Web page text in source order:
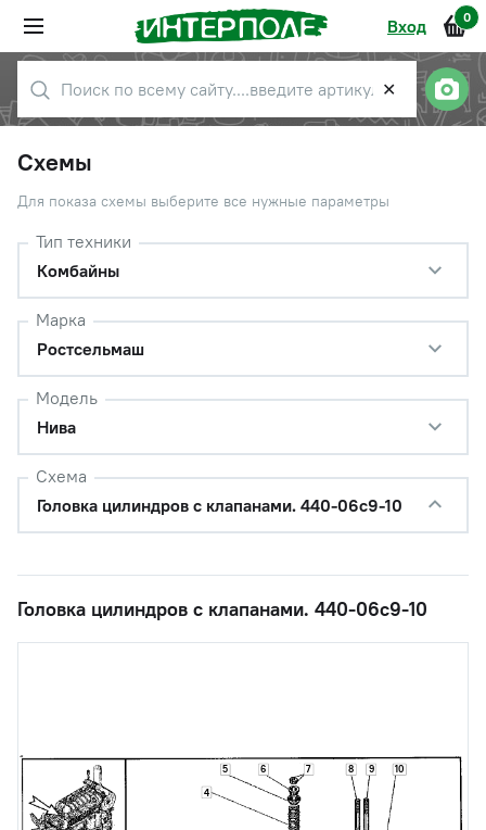
Вход 0
✕
Схемы
Для показа схемы выберите все нужные параметры
Тип техники
Комбайны
Марка
Ростсельмаш
Модель
Нива
Схема
Головка цилиндров с клапанами. 440-06с9-10
Головка цилиндров с клапанами. 440-06с9-10
4
5 6 7 8 9 10